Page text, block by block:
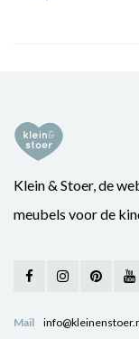
Klein & Stoer, de
meubels voor de
Mail